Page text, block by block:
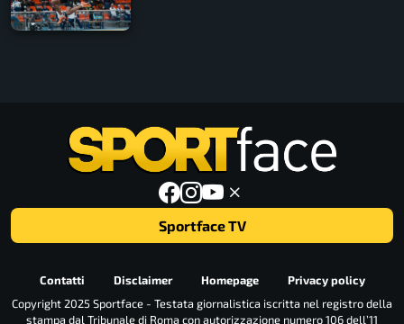
Sportface TV
Contatti Disclaimer Homepage
Privacy policy
Copyright 2025 Sportface - Testata giornalistica iscritta nel registro della
stampa dal Tribunale di Roma con autorizzazione numero 106 dell’11